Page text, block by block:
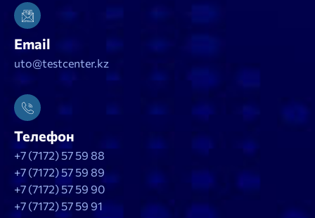
Email
uto@testcenter.kz
Телефон
+7 (7172) 57 59 88
+7 (7172) 57 59 89
+7 (7172) 57 59 90
+7 (7172) 57 59 91